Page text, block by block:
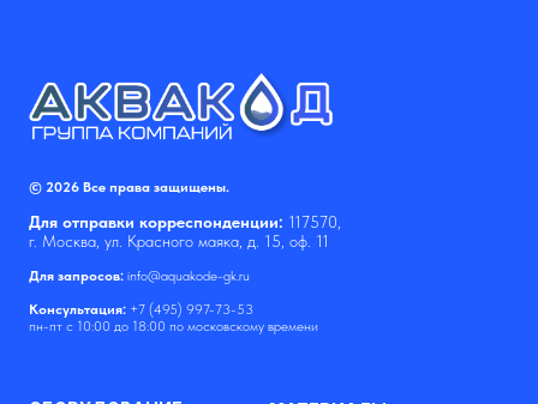
© 2026 Все права защищены.
Для отправки корреспонденции: 117570,
г. Москва, ул. Красного маяка, д. 15, оф. 11
Для запросов: info@aquakode-gk.ru
Консультация: +7 (495) 997-73-53
пн-пт с 10:00 до 18:00 по московскому времени